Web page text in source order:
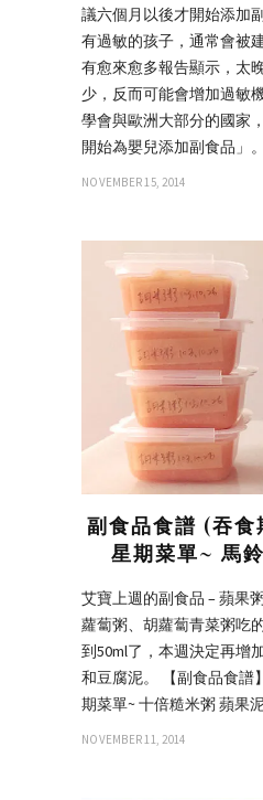
議六個月以後才開始添加
有過敏的孩子，通常會被
有愈來愈多報告顯示，太
少，反而可能會增加過敏
學會與歐洲大部分的國家
開始為嬰兒添加副食品」
NOVEMBER 15, 2014
副食品食譜 (吞
星期菜單~ 馬
艾寶上週的副食品 – 蘋果
蘿蔔粥、胡蘿蔔青菜粥吃
到50ml了，本週決定再增
和豆腐泥。 【副食品食譜
期菜單~ 十倍糙米粥 蘋果
NOVEMBER 11, 2014